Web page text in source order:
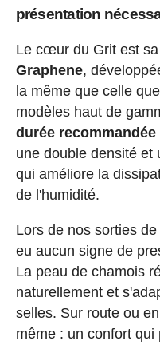
présentation
Le cœur du Grit est sa
Graphene,
la même que celle
modèles haut de
durée
une double densité et
qui améliore la
de l'humidité.
Lors de nos sorties
eu aucun signe de
La peau de chamois
naturellement et
selles. Sur route ou
même : un confort